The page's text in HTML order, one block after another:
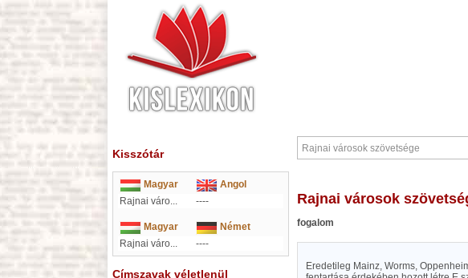
Kisszótár
Magyar
Angol
Rajnai váro...
----
Magyar
Német
Rajnai váro...
----
Címszavak véletlenül
Rajnai városok
fogalom
Eredetileg Mainz, Worms,